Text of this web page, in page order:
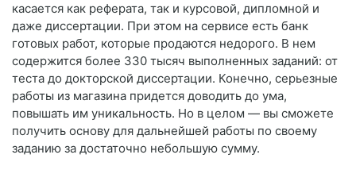
касается как реферата, так и курсовой, дипломной и
даже диссертации. При этом на сервисе есть банк
готовых работ, которые продаются недорого. В нем
содержится более 330 тысяч выполненных заданий: от
теста до докторской диссертации. Конечно, серьезные
работы из магазина придется доводить до ума,
повышать им уникальность. Но в целом — вы сможете
получить основу для дальнейшей работы по своему
заданию за достаточно небольшую сумму.